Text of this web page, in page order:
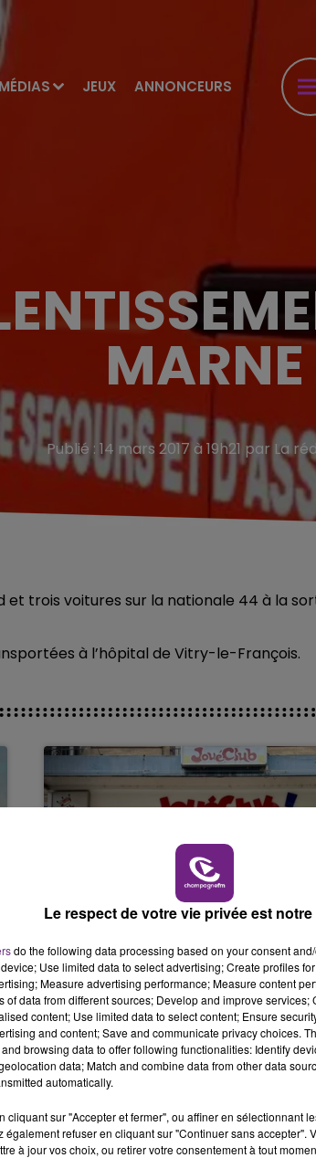
MÉDIAS JEUX ANNONCEURS
14h00 - 15h00
LA RADIO POP
MARNE
Publié : 14 mars 2017 à 19h21 par La
et trois voitures sur la nationale 44 à la
à l’hôpital de Vitry-le-François.
LE MAGASIN JOUÉCLUB DE
SES PORTES
C'était l'une des institutions du
rémois. Le magasin JouéClub est
fermer ses portes.
Le respect de votre vie privée est
do the following data processing based on your consent
Use limited data to select advertising; Create profiles
Measure advertising performance; Measure content
of data from different sources; Develop and improve
content; Use limited data to select content; Ensure
and content; Save and communicate privacy choices.
browsing data to offer following functionalities: Identify
data; Match and combine data from other data
automatically.
cliquant sur "Accepter et fermer", ou affiner en sélectionnant
également refuser en cliquant sur "Continuer sans accepter".
à jour vos choix, ou retirer votre consentement à tout